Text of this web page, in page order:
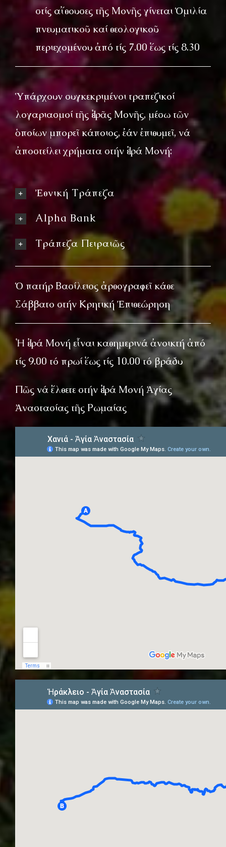
στίς αἴθουσες τῆς Μονῆς γίνεται Ὁμιλία
πνευματικοῦ καί θεολογικοῦ
περιεχομένου ἀπό τίς 7.00 ἕως τίς 8.30
Ὑπάρχουν συγκεκριμένοι τραπεζικοί
λογαριασμοί τῆς Ἱερᾶς Μονῆς, μέσω τῶν
ὁποίων μπορεῖ κάποιος, ἐάν ἐπιθυμεῖ, νά
ἀποστείλει χρήματα στήν Ἱερά Μονή:
Ἐθνική Τράπεζα
Alpha Bank
Τράπεζα Πειραιῶς
Ὁ πατήρ Βασίλειος ἀρθογραφεῖ κάθε
Σάββατο στήν Κρητική Ἐπιθεώρηση
Ἡ Ἱερά Μονή εἶναι καθημερινά ἀνοικτή ἀπό
τίς 9.00 τό πρωί ἕως τίς 10.00 τό βράδυ
Πῶς νά ἔλθετε στήν Ἱερά Μονή Ἁγίας
Ἀναστασίας τῆς Ρωμαίας